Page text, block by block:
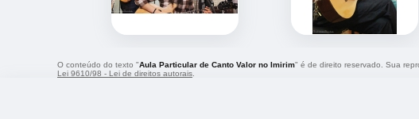
O conteúdo do texto "Aula Particular de Canto Valor no Imirim" é de direito reservado. Sua
Lei 9610/98 - Lei de direitos autorais.